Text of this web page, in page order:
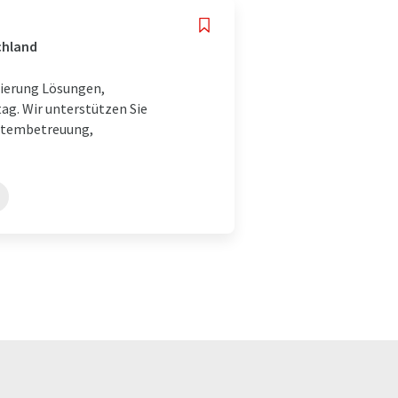
Lösungen,
Wir unterstützen Sie